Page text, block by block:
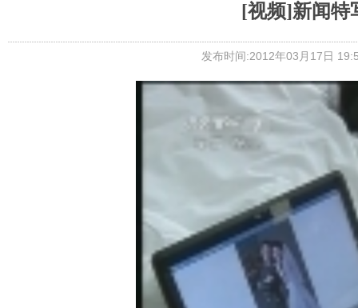
[视频]新闻特
发布时间:2012年03月17日